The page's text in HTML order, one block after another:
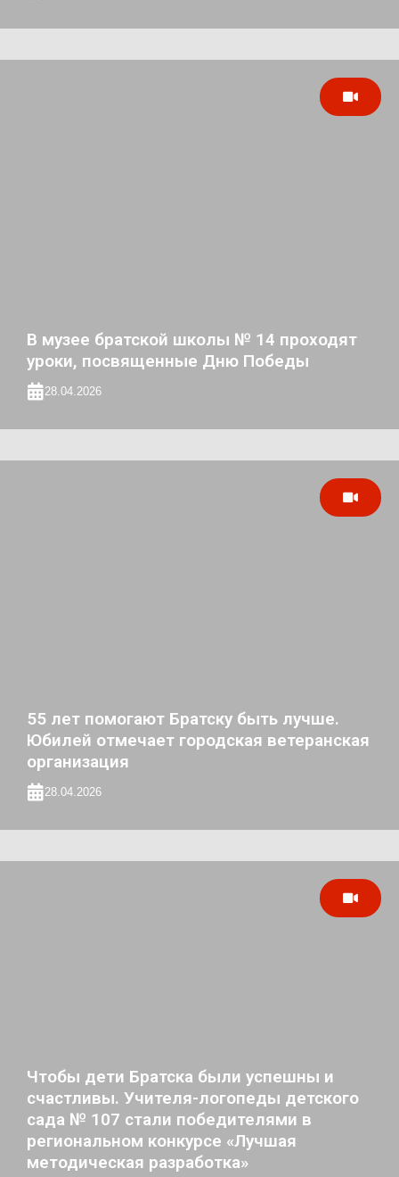
В музее братской школы № 14 проходят
уроки, посвященные Дню Победы
28.04.2026
55 лет помогают Братску быть лучше.
Юбилей отмечает городская ветеранская
организация
28.04.2026
Чтобы дети Братска были успешны и
счастливы. Учителя-логопеды детского
сада № 107 стали победителями в
региональном конкурсе «Лучшая
методическая разработка»